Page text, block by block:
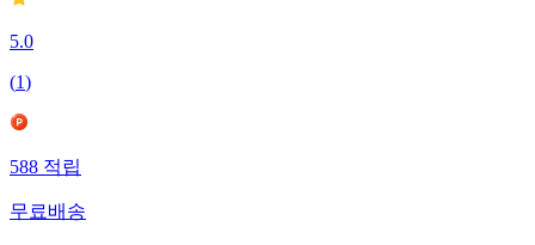
5.0
(1)
588적립
무료배송